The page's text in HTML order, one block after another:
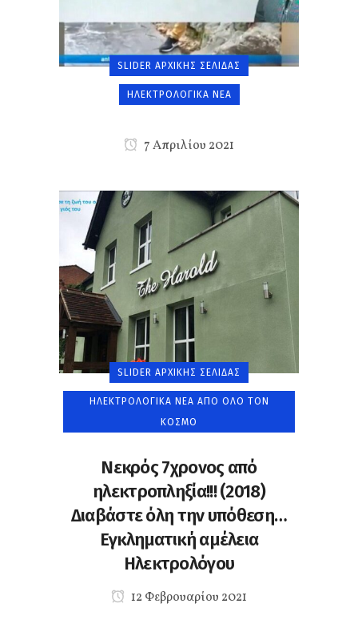
SLIDER ΑΡΧΙΚΉΣ ΣΕΛΊΔΑΣ
ΗΛΕΚΤΡΟΛΟΓΙΚΆ ΝΈΑ
7 Απριλίου 2021
SLIDER ΑΡΧΙΚΉΣ ΣΕΛΊΔΑΣ
ΗΛΕΚΤΡΟΛΟΓΙΚΆ ΝΈΑ ΑΠΌ ΌΛΟ ΤΟΝ
ΚΌΣΜΟ
Νεκρός 7χρονος από
ηλεκτροπληξία!!! (2018)
Διαβάστε όλη την υπόθεση…
Εγκληματική αμέλεια
Ηλεκτρολόγου
12 Φεβρουαρίου 2021